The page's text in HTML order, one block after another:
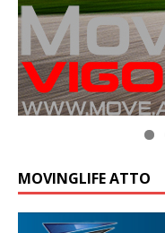
MOVINGLIFE ATTO